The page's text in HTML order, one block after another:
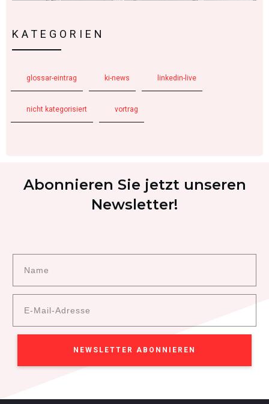
KATEGORIEN
glossar-eintrag ki-news linkedin-live
nicht kategorisiert vortrag
Abonnieren Sie jetzt unseren
Newsletter!
NEWSLETTER ABONNIEREN